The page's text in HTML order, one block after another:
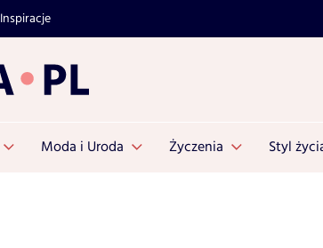
Inspiracje
Moda i Uroda Życzenia Styl